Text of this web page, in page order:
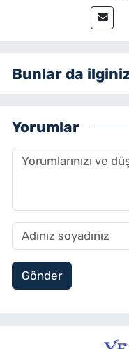
Bunlar da
Yorumlar
Gönder